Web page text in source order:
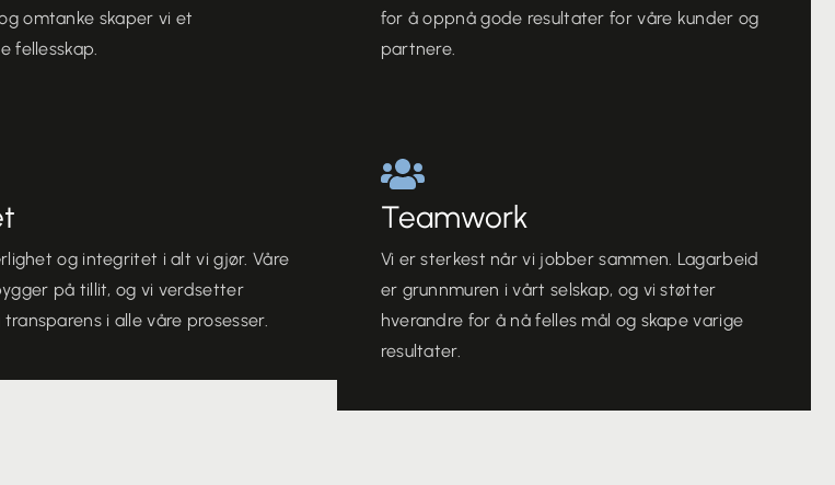
omtanke skaper vi et
fellesskap.
for å oppnå gode resultater for våre kunder og
partnere.
og integritet i alt vi gjør. Våre
på tillit, og vi verdsetter
i alle våre prosesser.
Teamwork
Vi er sterkest når vi jobber sammen. Lagarbeid
er grunnmuren i vårt selskap, og vi støtter
hverandre for å nå felles mål og skape varige
resultater.